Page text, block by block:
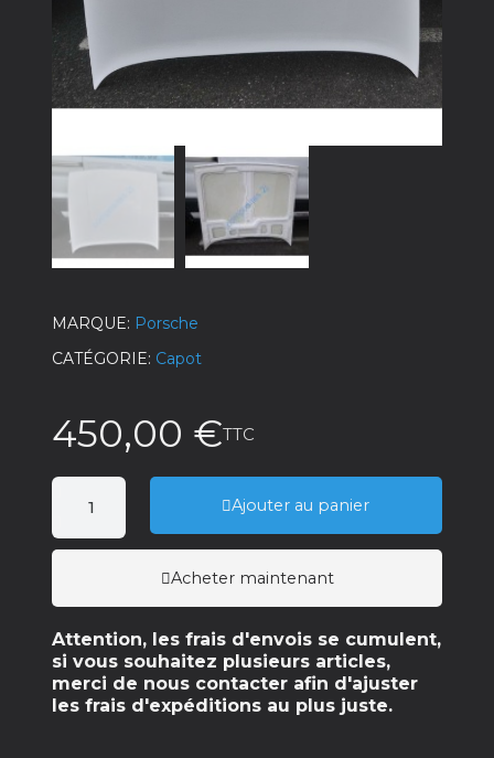
MARQUE
Porsche
CATÉGORIE Capot
450,00 €TTC
Ajouter au panier
Acheter maintenant
Attention, les frais d'envois se cumulent,
si vous souhaitez plusieurs articles,
merci de nous contacter afin d'ajuster
les frais d'expéditions au plus juste.